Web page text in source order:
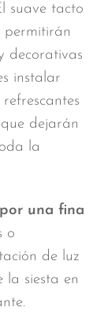
suave tacto
permitirán
decorativas
instalar
que dejarán
la
una fina
o
de luz
siesta en